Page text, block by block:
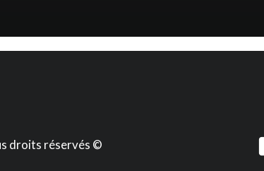
droits réservés ©